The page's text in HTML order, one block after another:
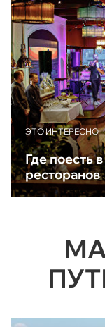
ЭТО ИНТЕРЕСНО
Где поесть
ресторанов